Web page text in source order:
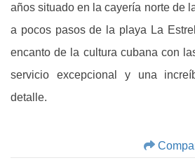
años situado en la cayería norte de
a pocos pasos de la playa La
encanto de la cultura cubana con
servicio excepcional y una
detalle.